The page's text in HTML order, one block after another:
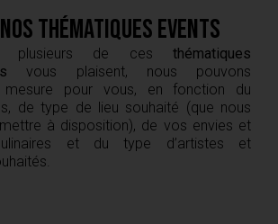
thématiques events
plusieurs de ces thématiques
vous plaisent, nous pouvons
mesure pour vous, en fonction du
de type de lieu souhaité (que nous
à disposition), de vos envies et
et du type d’artistes et